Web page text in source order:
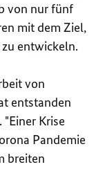
von nur fünf
mit dem Ziel,
entwickeln.
von
entstanden
Krise
Pandemie
breiten